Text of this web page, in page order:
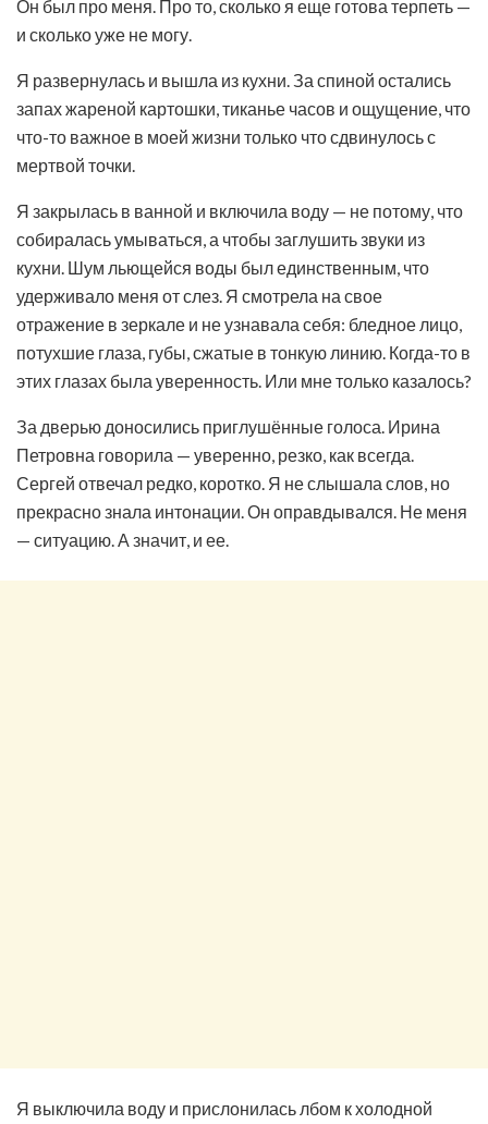
Он был про меня. Про то, сколько я еще готова терпеть —
и сколько уже не могу.
Я развернулась и вышла из кухни. За спиной остались
запах жареной картошки, тиканье часов и ощущение, что
что-то важное в моей жизни только что сдвинулось с
мертвой точки.
Я закрылась в ванной и включила воду — не потому, что
собиралась умываться, а чтобы заглушить звуки из
кухни. Шум льющейся воды был единственным, что
удерживало меня от слез. Я смотрела на свое
отражение в зеркале и не узнавала себя: бледное лицо,
потухшие глаза, губы, сжатые в тонкую линию. Когда-то в
этих глазах была уверенность. Или мне только казалось?
За дверью доносились приглушённые голоса. Ирина
Петровна говорила — уверенно, резко, как всегда.
Сергей отвечал редко, коротко. Я не слышала слов, но
прекрасно знала интонации. Он оправдывался. Не меня
— ситуацию. А значит, и ее.
Я выключила воду и прислонилась лбом к холодной